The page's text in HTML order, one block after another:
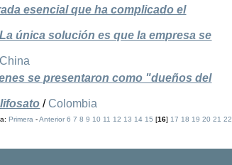
esencial que ha complicado el
única solución es que la empresa se
China
se presentaron como "dueños del
/ Colombia
Primera-Anterior 6 7 8 9 10 11 12 13 14 15 [16] 17 18 19 20 21 22